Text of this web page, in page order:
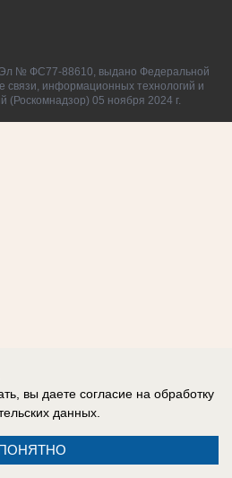
№ ФС77-88610, выдано Федеральной
связи, информационных технологий и
(Роскомнадзор) 05 ноября 2024 г.
вы даете согласие на обработку
данных.